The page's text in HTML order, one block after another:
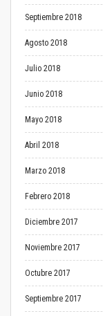
Septiembre 2018
Agosto 2018
Julio 2018
Junio 2018
Mayo 2018
Abril 2018
Marzo 2018
Febrero 2018
Diciembre 2017
Noviembre 2017
Octubre 2017
Septiembre 2017